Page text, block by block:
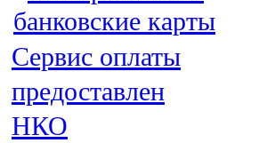
Сервис оплаты
предоставлен
НКО